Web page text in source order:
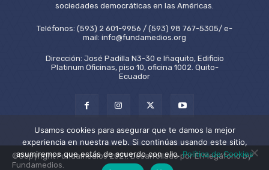
sociedades democráticas en las Américas.
Teléfonos: (593) 2 601-9956 / (593) 98 767-5305/ e-
mail: info@fundamedios.org
Dirección: José Padilla N3-30 e Iñaquito, Edificio
Platinum Oficinas, piso 10, oficina 1002. Quito-
Ecuador
©Copyright Fundamedios 2021. Desarrollado por El Megáfono by
Fundamedios.
Usamos cookies para asegurar que te damos la mejor
experiencia en nuestra web. Si continúas usando este sitio,
asumiremos que estás de acuerdo con ello.Política de Cookies